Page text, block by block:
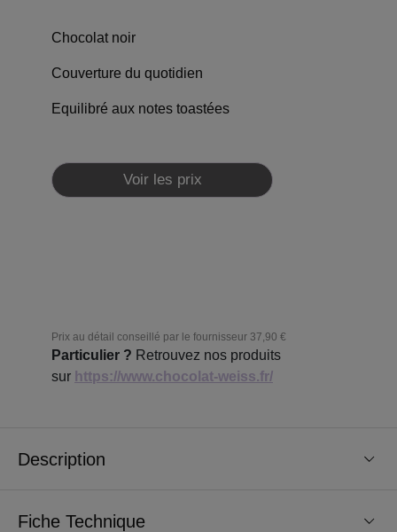
Chocolat noir
Couverture du quotidien
Equilibré aux notes toastées
Voir les prix
Prix au détail conseillé par le fournisseur 37,90 €
Particulier ? Retrouvez nos produits
sur https://www.chocolat-weiss.fr/
Description
Fiche Technique